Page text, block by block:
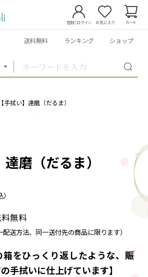
登録/ログイン お気に入り カート
送料無料 ランキング ショップ
【手拭い】達磨（だるま）
達磨（だるま）
無料
送方法、同一送付先の商品に限ります）
をひっくり返したような、賑
手拭いに仕上げています】